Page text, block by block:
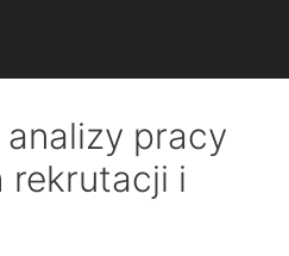
pracy
rekrutacji i